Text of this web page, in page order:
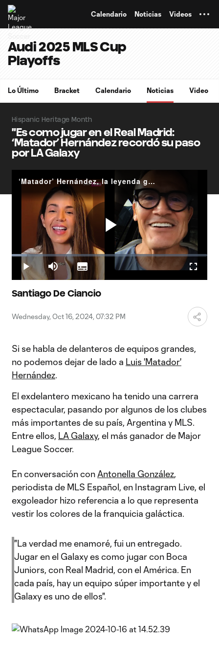
Calendario Noticias Videos
Audi 2025 MLS Cup
Playoffs
Lo Último Bracket Calendario Noticias Video
Hispanic Heritage Month
"Es como jugar en el Real Madrid:
‘Matador’ Hernández recordó su paso
por LA Galaxy
‘Matador’ Hernández, la leyenda galáctica de MLS
Play
Play Mute
Loaded:
7.77%
Subtitles
Santiago De Ciancio
Wednesday, Oct 16, 2024, 07:32 PM
Si se habla de delanteros de equipos grandes,
no podemos dejar de lado a Luis 'Matador'
Hernández.
El exdelantero mexicano ha tenido una carrera
espectacular, pasando por algunos de los clubes
más importantes de su país, Argentina y MLS.
Entre ellos, LA Galaxy, el más ganador de Major
League Soccer.
En conversación con Antonella González,
periodista de MLS Español, en Instagram Live, el
exgoleador hizo referencia a lo que representa
vestir los colores de la franquicia galáctica.
"La verdad me enamoré, fui un entregado.
Jugar en el Galaxy es como jugar con Boca
Juniors, con Real Madrid, con el América. En
cada país, hay un equipo súper importante y el
Galaxy es uno de ellos".